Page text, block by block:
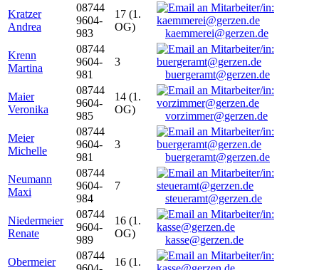
Kratzer
Andrea
08744
9604-
983
17 (1.
OG)
kaemmerei@gerzen.de
Krenn
Martina
08744
9604-
981
3
buergeramt@gerzen.de
Maier
Veronika
08744
9604-
985
14 (1.
OG)
vorzimmer@gerzen.de
Meier
Michelle
08744
9604-
981
3
buergeramt@gerzen.de
Neumann
Maxi
08744
9604-
984
7
steueramt@gerzen.de
Niedermeier
Renate
08744
9604-
989
16 (1.
OG)
kasse@gerzen.de
Obermeier
08744
16 (1.